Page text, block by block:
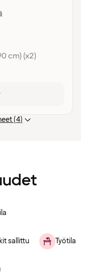
cm) (x2)
(4)
sallittu Työtila